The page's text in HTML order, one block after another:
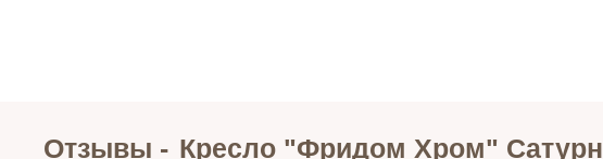
Отзывы - Кресло "Фридом Хром" Сатурн